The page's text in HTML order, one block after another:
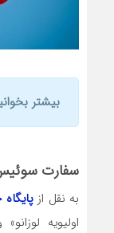
بیشتر
سفارت
به نقل از
اولیویه